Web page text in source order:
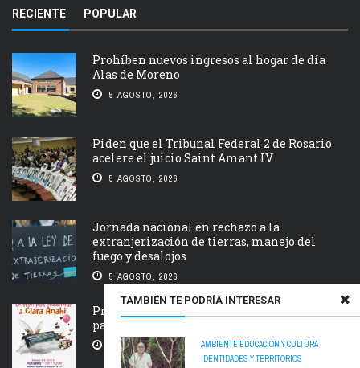
TAMBIÉN TE PODRÍA INTERESAR
AMBIENTE EDUCACIÓN Y CULTURA
IDENTIDADES Y TERRITORIOS
RECIENTE POPULAR
Prohíben nuevos ingresos al hogar de día
Alas de Moreno
5 AGOSTO, 2026
Piden que el Tribunal Federal 2 de Rosario
acelere el juicio Saint Amant IV
5 AGOSTO, 2026
Jornada nacional en rechazo a la
extranjerización de tierras, manejo del
fuego y desalojos
5 AGOSTO, 2026
Próxima estación: un tren de ida y vuelta
para Clara Anahí
5 AGOSTO, 2026